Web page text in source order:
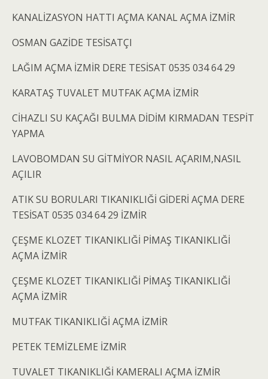
KANALİZASYON HATTI AÇMA KANAL AÇMA İZMİR
OSMAN GAZİDE TESİSATÇI
LAĞIM AÇMA İZMİR DERE TESİSAT 0535 034 64 29
KARATAŞ TUVALET MUTFAK AÇMA İZMİR
CİHAZLI SU KAÇAĞI BULMA DİDİM KIRMADAN TESPİT
YAPMA
LAVOBOMDAN SU GİTMİYOR NASIL AÇARIM,NASIL
AÇILIR
ATIK SU BORULARI TIKANIKLIĞİ GİDERİ AÇMA DERE
TESİSAT 0535 034 64 29 İZMİR
ÇEŞME KLOZET TIKANIKLIĞİ PİMAŞ TIKANIKLIĞİ
AÇMA İZMİR
ÇEŞME KLOZET TIKANIKLIĞİ PİMAŞ TIKANIKLIĞİ
AÇMA İZMİR
MUTFAK TIKANIKLIĞİ AÇMA İZMİR
PETEK TEMİZLEME İZMİR
TUVALET TIKANIKLIĞİ KAMERALI AÇMA İZMİR